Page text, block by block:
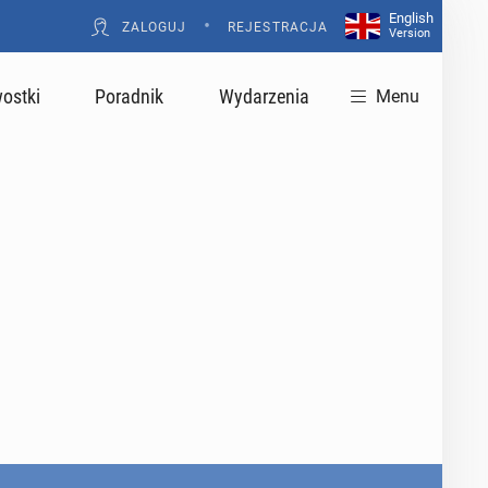
ZALOGUJ • REJESTRACJA
English
Version
Poradnik Wydarzenia Menu